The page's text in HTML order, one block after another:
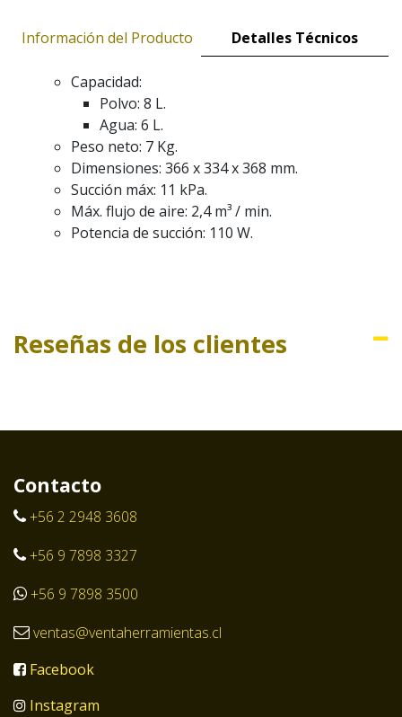
Información del Producto Detalles Técnicos
Capacidad:
Polvo: 8 L.
Agua: 6 L.
Peso neto: 7 Kg.
Dimensiones: 366 x 334 x 368 mm.
Succión máx: 11 kPa.
Máx. flujo de aire: 2,4 m³ / min.
Potencia de succión: 110 W.
Reseñas de los clientes
Contacto
+56 2 2948 3608
+56 9 7898 3327
+56 9 7898 3500
ventas@ventaherramientas.cl
Facebook
Instagram